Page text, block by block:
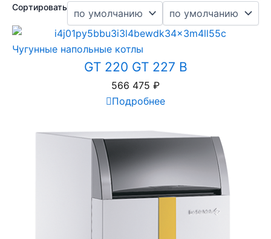
Сортировать
Чугунные напольные котлы
GT 220 GT 227 B
566 475 ₽
Подробнее